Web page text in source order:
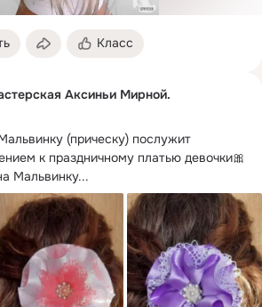
Класс
Аксиньи Мирной.
(прическу) послужит
к праздничному платью девочки🎀
Мальвинку...